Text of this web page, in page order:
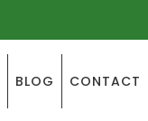
BLOG CONTACT